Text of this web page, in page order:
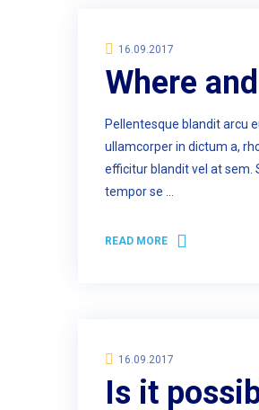
16.09.2017
Where
Pellentesque blandit arcu
ullamcorper in dictum a,
efficitur blandit vel at sem.
tempor se …
READ MORE
16.09.2017
Is it